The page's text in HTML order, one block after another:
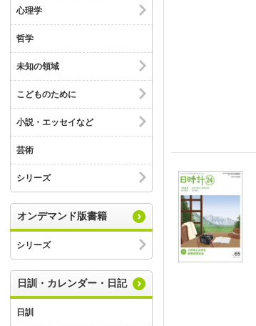
心理学
哲学
未知の領域
こどものために
小説・エッセイなど
芸術
シリーズ
オンデマンド版書籍
シリーズ
日訓・カレンダー・日記
日訓